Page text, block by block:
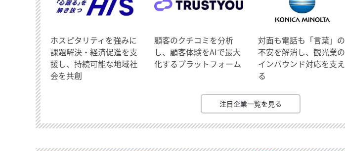
ホスピタリティを強みに
課題解決・経済促進を支
援し、持続可能な地域社
会を共創
顧客のクチコミを分析
し、顧客体験をAIで最大
化するプラットフォーム
対面も電話も「言葉」の
不安を解消し、観光業の
インバウンド対応を支え
る
注目企業一覧を見る